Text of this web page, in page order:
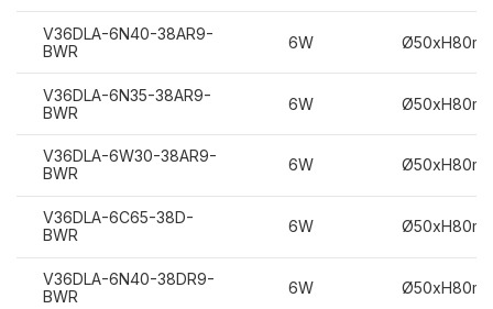
V36DLA-6N40-38AR9-
BWR
6W
V36DLA-6N35-38AR9-
BWR
6W
V36DLA-6W30-38AR9-
BWR
6W
V36DLA-6C65-38D-
BWR
6W
V36DLA-6N40-38DR9-
BWR
6W